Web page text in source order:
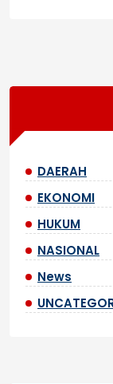
DAERAH
EKONOMI
HUKUM
NASIONAL
News